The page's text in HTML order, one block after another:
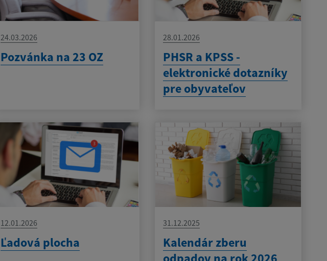
24.03.2026
Pozvánka na 23 OZ
28.01.2026
PHSR a KPSS -
elektronické dotazníky
pre obyvateľov
12.01.2026
Ľadová plocha
31.12.2025
Kalendár zberu